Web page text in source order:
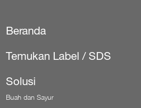
Secondary
Beranda
Temukan Label / SDS
Solusi
Buah dan Sayur